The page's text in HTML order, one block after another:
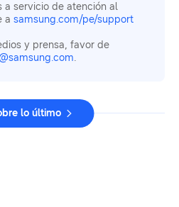
a servicio de atención al
a samsung.com/pe/support
y prensa, favor de
.
lo último